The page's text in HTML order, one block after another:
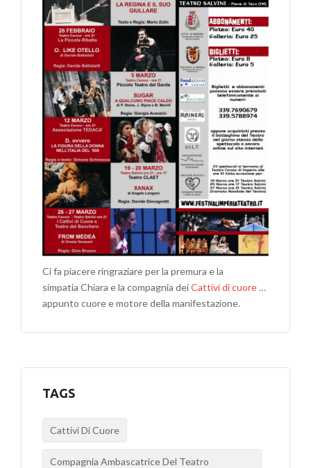
Ci fa piacere ringraziare per la premura e la
simpatia Chiara e la compagnia deiCattivi di cuore…
appunto cuore e motore della manifestazione.
TAGS
Cattivi Di Cuore
Compagnia Ambascatrice Del Teatro